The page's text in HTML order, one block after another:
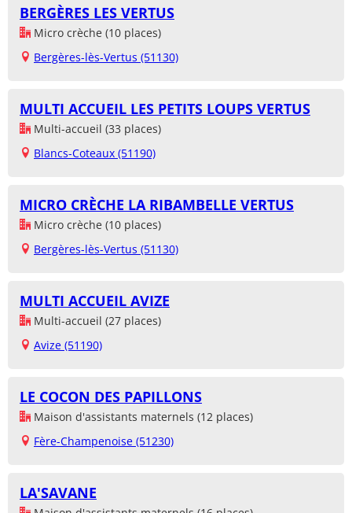
BERGÈRES LES VERTUS
Micro crèche (10 places)
Bergères-lès-Vertus (51130)
MULTI ACCUEIL LES PETITS LOUPS VERTUS
Multi-accueil (33 places)
Blancs-Coteaux (51190)
MICRO CRÈCHE LA RIBAMBELLE VERTUS
Micro crèche (10 places)
Bergères-lès-Vertus (51130)
MULTI ACCUEIL AVIZE
Multi-accueil (27 places)
Avize (51190)
LE COCON DES PAPILLONS
Maison d'assistants maternels (12 places)
Fère-Champenoise (51230)
LA'SAVANE